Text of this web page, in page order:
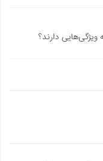
دارند؟